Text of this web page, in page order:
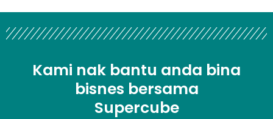
Kami nak bantu anda bina
bisnes bersama
Supercube